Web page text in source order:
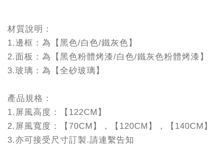
材質說明：
1.邊框：為【黑色/白色/鐵灰色】
2.面板：為【黑色粉體烤漆/白色/鐵灰色粉體烤漆】
3.玻璃：為【全砂玻璃】
產品規格：
1.屏風高度：【122CM】
2.屏風寬度：【70CM】，【120CM】，【140CM】
3.亦可接受尺寸訂製.請連繫告知